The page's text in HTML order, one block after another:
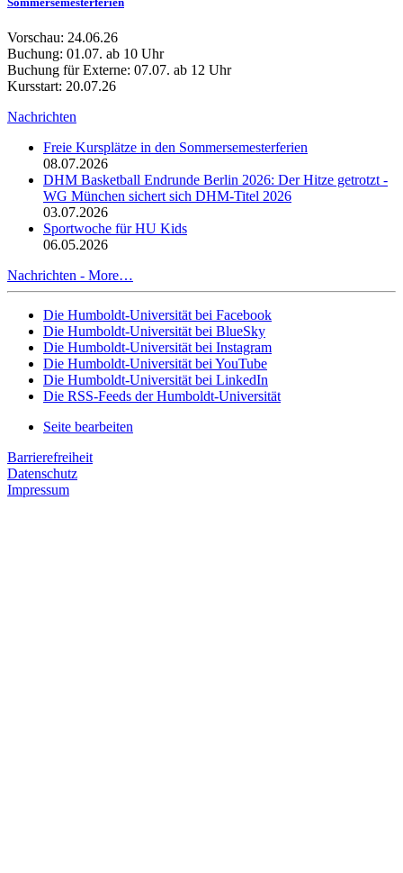
Vorschau: 24.06.26
Buchung: 01.07. ab 10 Uhr
Buchung für Externe: 07.07. ab 12 Uhr
Kursstart: 20.07.26
Nachrichten
Freie Kursplätze in den Sommersemesterferien
08.07.2026
DHM Basketball Endrunde Berlin 2026: Der Hitze getrotzt -
WG München sichert sich DHM-Titel 2026
03.07.2026
Sportwoche für HU Kids
06.05.2026
Nachrichten - More…
Die Humboldt-Universität bei Facebook
Die Humboldt-Universität bei BlueSky
Die Humboldt-Universität bei Instagram
Die Humboldt-Universität bei YouTube
Die Humboldt-Universität bei LinkedIn
Die RSS-Feeds der Humboldt-Universität
Seite bearbeiten
Barrierefreiheit
Datenschutz
Impressum